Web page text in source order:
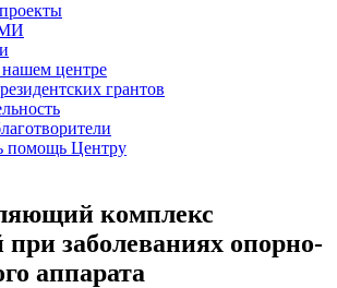
центре
грантов
помощь Центру
комплекс
заболеваниях опорно-
аппарата